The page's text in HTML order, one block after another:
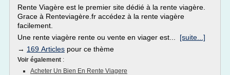
Rente Viagère est le premier site dédié à la rente viagère.
Grace à Renteviagère.fr accédez à la rente viagère
facilement.
Une rente viagère rente ou vente en viager est... [suite...]
→ 169 Articles pour ce thème
Voir également :
Acheter Un Bien En Rente Viagere